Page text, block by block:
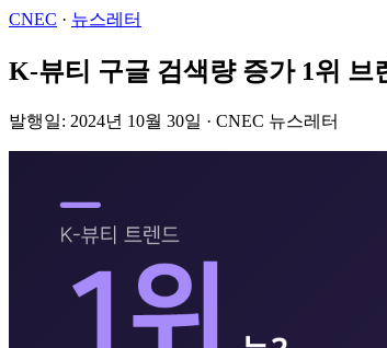
CNEC · 뉴스레터
K-뷰티 구글 검색량 증가 1위 브
발행일: 2024년 10월 30일 · CNEC 뉴스레터